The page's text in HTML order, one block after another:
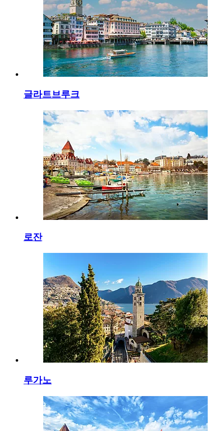
글라트브루크
로잔
루가노